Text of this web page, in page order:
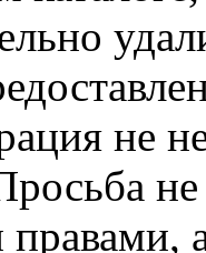
не
правами,